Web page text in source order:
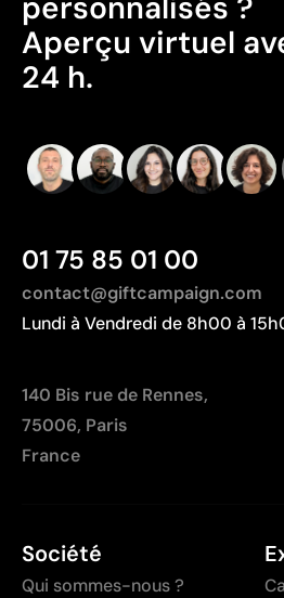
Emballage - Points: 0 / 10
Emballage sans
comme durables.
Fabriqué en Chine, avec une
transport plus importante par
Aperçu virtuel
24 h.
01 75 85 01 00
contact@giftcampaign.com
Lundi à Vendredi de 8h00 à
140 Bis rue de Rennes,
75006, Paris
France
Société
Qui sommes-nous ?